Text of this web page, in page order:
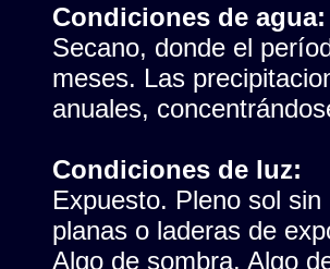
Condiciones de agua:
Secano, donde el
meses. Las
anuales,
Condiciones de luz:
Expuesto. Pleno sol
planas o laderas de
Algo de sombra. Algo